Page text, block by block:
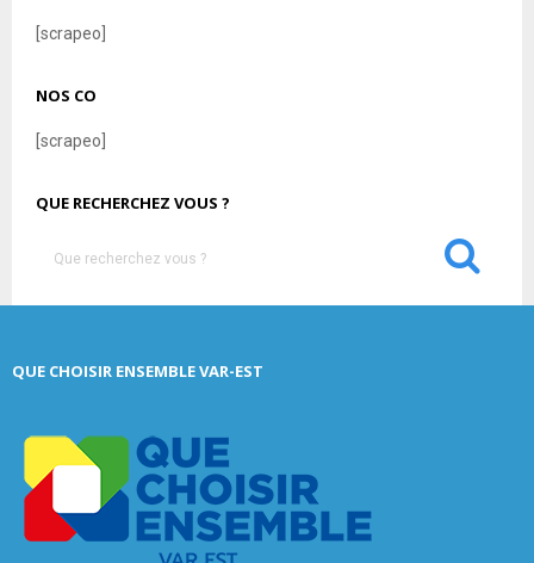
[scrapeo]
NOS CO
[scrapeo]
QUE RECHERCHEZ VOUS ?
h
S
QUE CHOISIR ENSEMBLE VAR-EST